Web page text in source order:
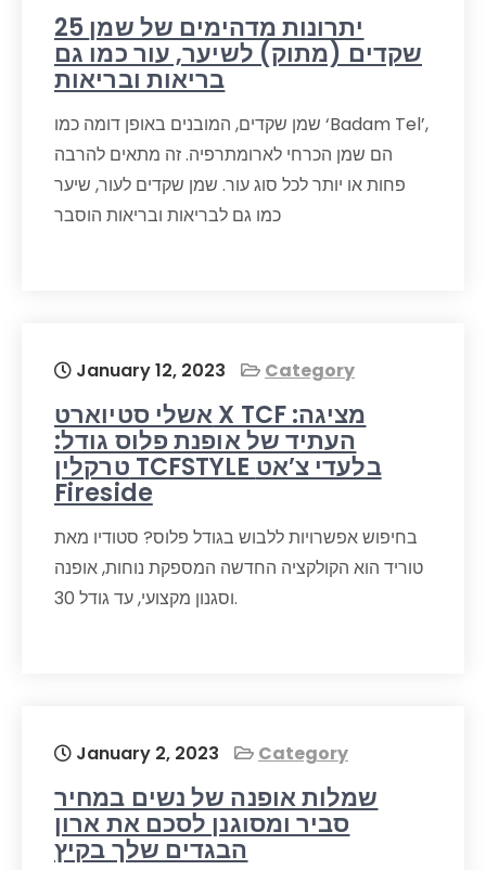
25 יתרונות מדהימים של שמן
שקדים (מתוק) לשיער, עור כמו גם
בריאות ובריאות
שמן שקדים, המובנים באופן דומה כמו ‘Badam Tel’,
הם שמן הכרחי לארומתרפיה. זה מתאים להרבה
פחות או יותר לכל סוג עור. שמן שקדים לעור, שיער
כמו גם לבריאות ובריאות הוסבר
January 12, 2023 Category
אשלי סטיוארט X TCF מציגה:
העתיד של אופנת פלוס גודל:
טרקלין TCFSTYLE בלעדי צ’אט
Fireside
בחיפוש אפשרויות ללבוש בגודל פלוס? סטודיו מאת
טוריד הוא הקולקציה החדשה המספקת נוחות, אופנה
וסגנון מקצועי, עד גודל 30.
January 2, 2023 Category
שמלות אופנה של נשים במחיר
סביר ומסוגנן לסכם את ארון
הבגדים שלך בקיץ